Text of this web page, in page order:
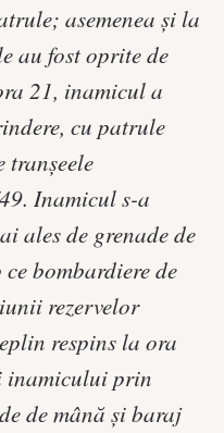
asemenea şi la
au fost oprite de
21, inamicul a
cu patrule
tranşeele
Inamicul s-a
ales de grenade de
bombardiere de
rezervelor
respins la ora
inamicului prin
de mână şi baraj